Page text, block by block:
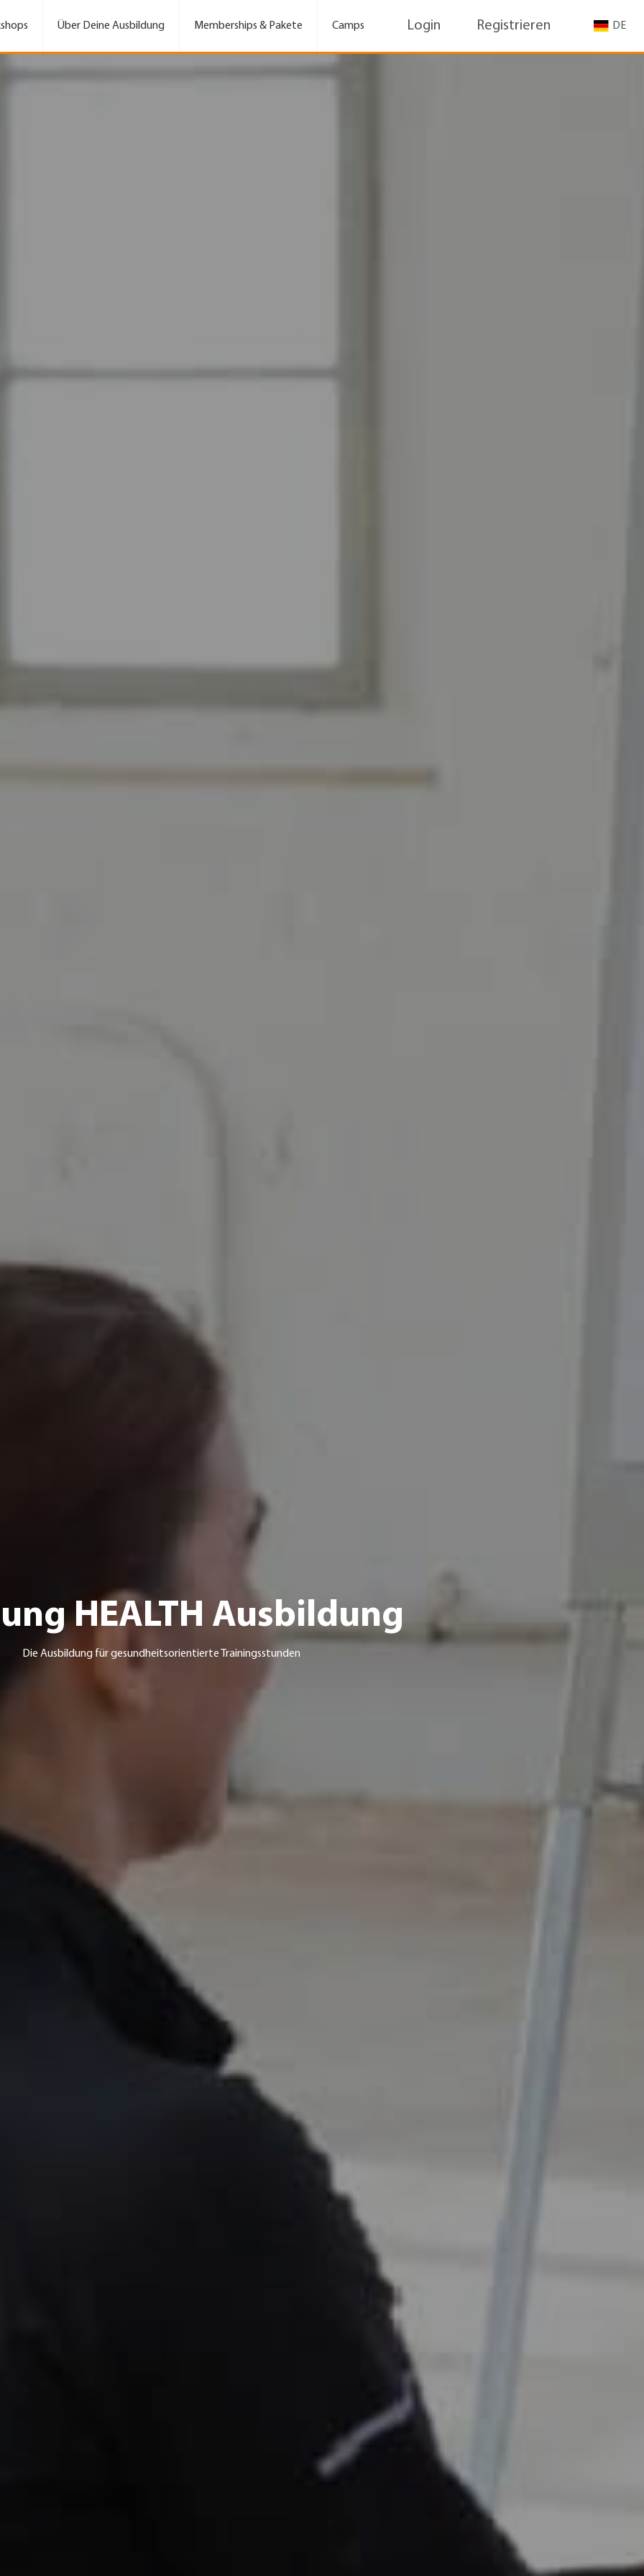
Über Deine Ausbildung Memberships & Pakete Camps Login Registrieren
HEALTH Ausbildung
Die Ausbildung für gesundheitsorientierte Trainingsstunden